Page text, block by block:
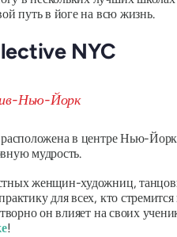
путь в йоге на всю жизнь.
NYC
в центре Нью-
мудрость.
женщин-художниц,
для всех, кто
он влияет на своих
!